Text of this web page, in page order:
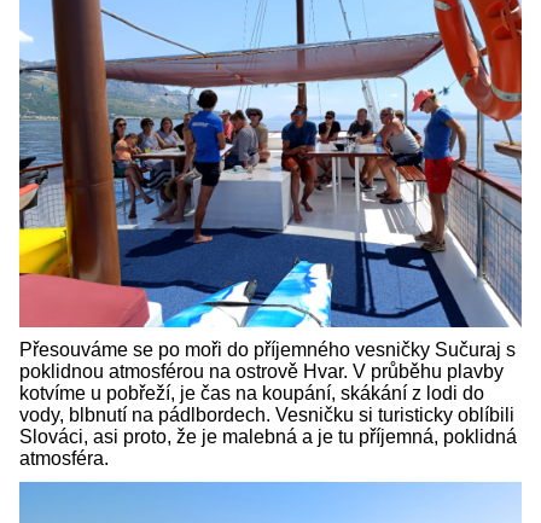
Přesouváme se po moři do příjemného vesničky Sučuraj s
poklidnou atmosférou na ostrově Hvar. V průběhu plavby
kotvíme u pobřeží, je čas na koupání, skákání z lodi do
vody, blbnutí na pádlbordech. Vesničku si turisticky oblíbili
Slováci, asi proto, že je malebná a je tu příjemná, poklidná
atmosféra.